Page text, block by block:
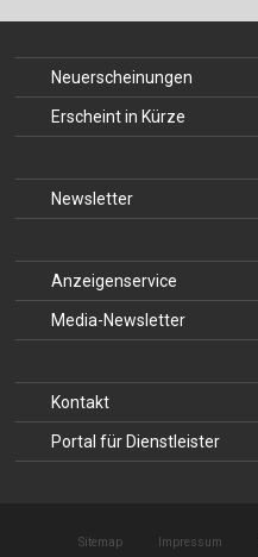
Neuerscheinungen
Erscheint in Kürze
Newsletter
Anzeigenservice
Media-Newsletter
Kontakt
Portal für Dienstleister
Sitemap Impressum